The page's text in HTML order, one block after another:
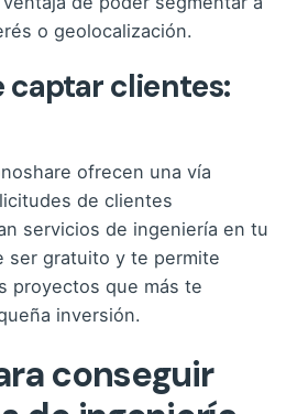
o geolocalización.
captar clientes:
ofrecen una vía
de clientes
servicios de ingeniería en tu
ser gratuito y te permite
proyectos que más te
inversión.
conseguir